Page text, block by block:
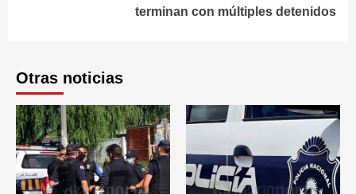
terminan con múltiples detenidos
Otras noticias